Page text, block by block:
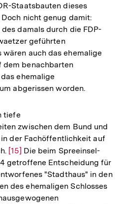
Staatsbauten dieses
nicht genug damit:
damals durch die FDP-
geführten
auch das ehemalige
dem benachbarten
ehemalige
abgerissen worden.
tiefe
zwischen dem Bund und
der Fachöffentlichkeit auf
Zur
Auflösung
der
Fußnote
[15] Die beim Spreeinsel-
getroffene Entscheidung für
"Stadthaus" in den
des ehemaligen Schlosses